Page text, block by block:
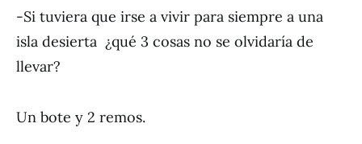
-Si tuviera que irse a vivir para siempre a una
isla desierta ¿qué 3 cosas no se olvidaría de
llevar?
Un bote y 2 remos.